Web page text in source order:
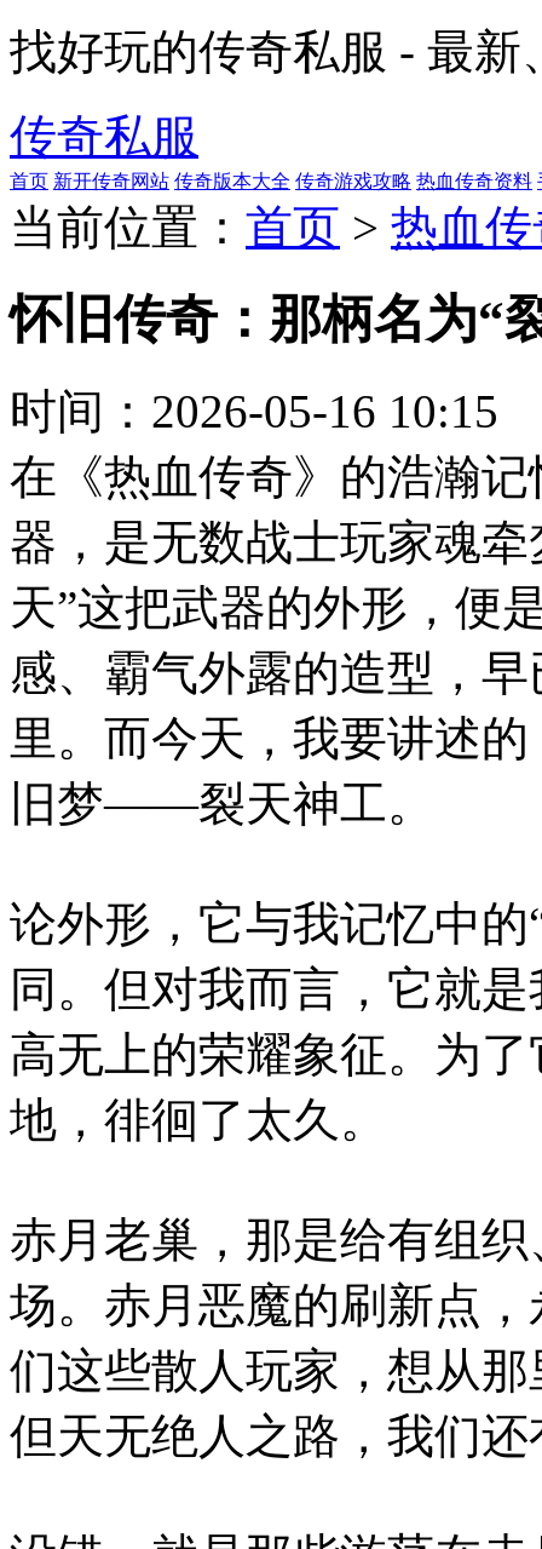
找好玩的传奇私服 - 最
传奇私服
首页 新开传奇网站 传奇版本大全 传奇游戏攻略 热血传奇资料
当前位置： 首页 > 热血
怀旧传奇：那柄名为“
时间： 2026-05-16 10:15
在《热血传奇》的浩瀚
器，是无数战士玩家魂
天”这把武器的外形，便
感、霸气外露的造型，
里。而今天，我要讲述
旧梦——裂天神工。
论外形，它与我记忆中
同。但对我而言，它就
高无上的荣耀象征。为
地，徘徊了太久。
赤月老巢，那是给有组
场。赤月恶魔的刷新点
们这些散人玩家，想从
但天无绝人之路，我们